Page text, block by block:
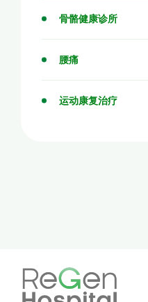
骨骼健康诊所
腰痛
运动康复治疗